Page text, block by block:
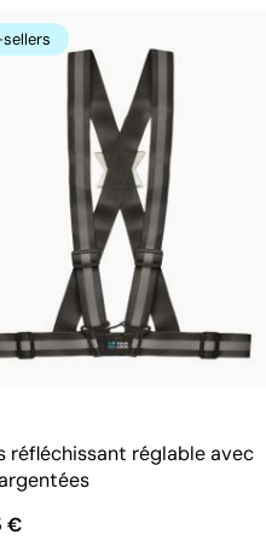
réfléchissant réglable avec
€